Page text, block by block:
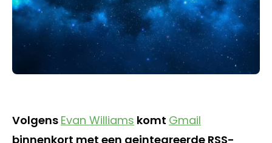
Volgens Evan Williams komt Gmail
binnenkort met een geintegreerde RSS-